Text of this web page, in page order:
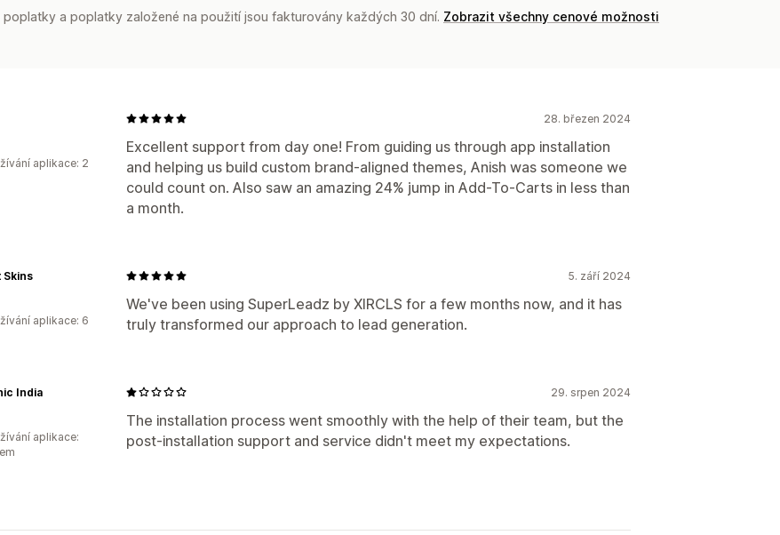
a poplatky založené na použití jsou fakturovány každých 30 dní. Zobrazit všechny cenové možnosti
28. březen 2024
Excellent support from day one! From guiding us through app installation
and helping us build custom brand-aligned themes, Anish was someone we
could count on. Also saw an amazing 24% jump in Add-To-Carts in less than
a month.
aplikace: 2
5. září 2024
We've been using SuperLeadz by XIRCLS for a few months now, and it has
truly transformed our approach to lead generation.
Skins
aplikace: 6
29. srpen 2024
The installation process went smoothly with the help of their team, but the
post-installation support and service didn't meet my expectations.
India
aplikace: